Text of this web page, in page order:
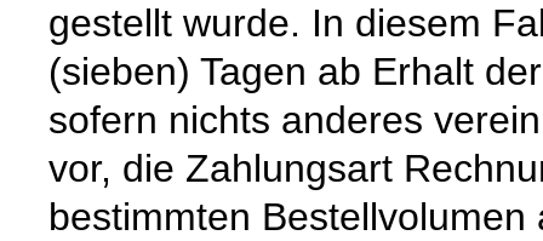
gestellt wurde. In diesem
(sieben) Tagen ab Erhalt
sofern nichts anderes
vor, die Zahlungsart
bestimmten